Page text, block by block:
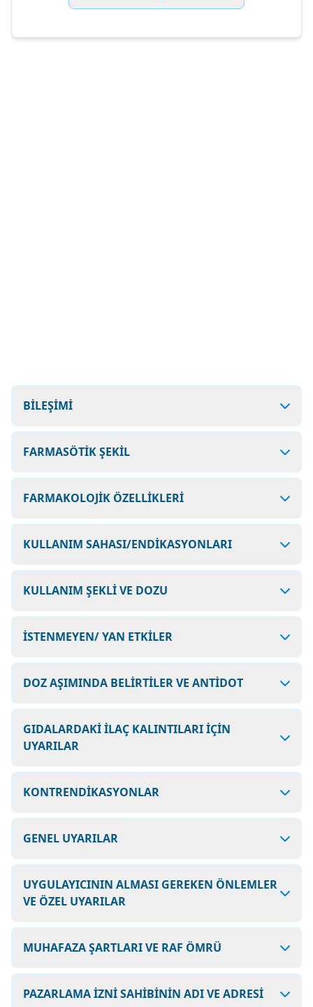
BİLEŞİMİ
FARMASÖTİK ŞEKİL
FARMAKOLOJİK ÖZELLİKLERİ
KULLANIM SAHASI/ENDİKASYONLARI
KULLANIM ŞEKLİ VE DOZU
İSTENMEYEN/ YAN ETKİLER
DOZ AŞIMINDA BELİRTİLER VE ANTİDOT
GIDALARDAKİ İLAÇ KALINTILARI İÇİN
UYARILAR
KONTRENDİKASYONLAR
GENEL UYARILAR
UYGULAYICININ ALMASI GEREKEN ÖNLEMLER
VE ÖZEL UYARILAR
MUHAFAZA ŞARTLARI VE RAF ÖMRÜ
PAZARLAMA İZNİ SAHİBİNİN ADI VE ADRESİ